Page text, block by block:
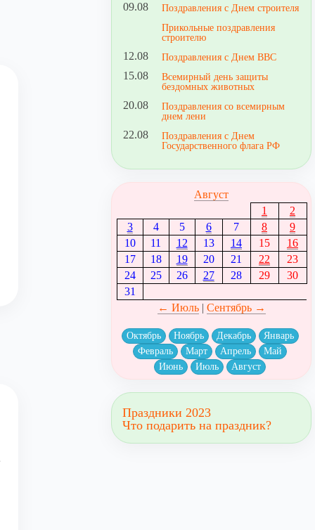
09.08
Поздравления с Днем строителя
Прикольные поздравления
строителю
12.08 Поздравления с Днем ВВС
15.08
Всемирный день защиты
бездомных животных
20.08
Поздравления со всемирным
днем лени
22.08
Поздравления с Днем
Государственного флага РФ
Август
1
2
3
4 5 6 7 8
9
10
11 12 13 14 15
16
17
18 19 20 21 22
23
24
25 26 27 28 29
30
31
← Июль| Сентябрь →
Октябрь Ноябрь Декабрь
Январь
Февраль
Март Апрель
Май
Июнь
Июль Август
Праздники 2023
Что подарить на праздник?